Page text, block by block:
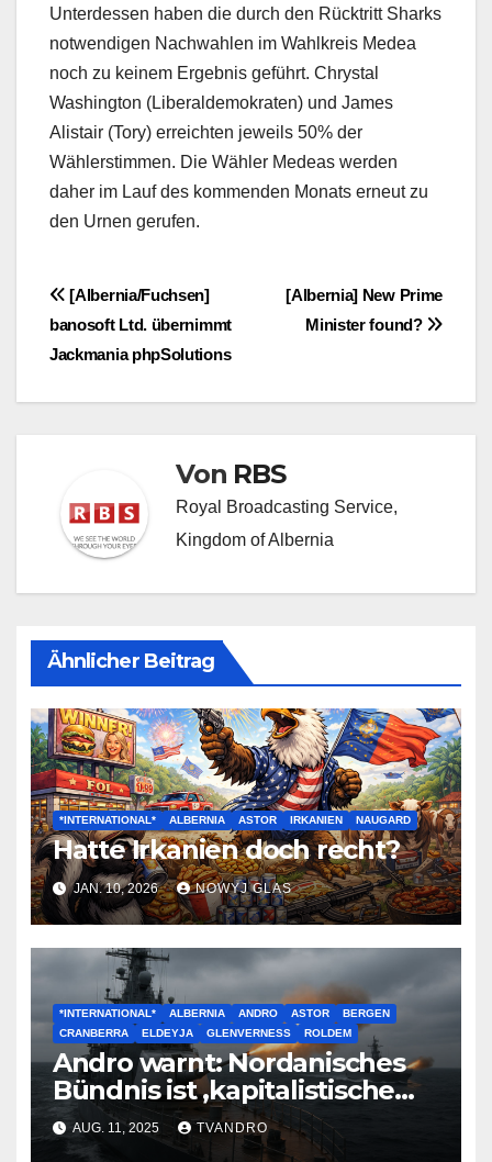
Unterdessen haben die durch den Rücktritt Sharks
notwendigen Nachwahlen im Wahlkreis Medea
noch zu keinem Ergebnis geführt. Chrystal
Washington (Liberaldemokraten) und James
Alistair (Tory) erreichten jeweils 50% der
Wählerstimmen. Die Wähler Medeas werden
daher im Lauf des kommenden Monats erneut zu
den Urnen gerufen.
Beitragsnavigation[Albernia] New Prime
Minister found?
[Albernia/Fuchsen]
banosoft Ltd. übernimmt
Jackmania phpSolutions
Von RBS
Royal Broadcasting Service,
Kingdom of Albernia
Ähnlicher Beitrag
*INTERNATIONAL* ALBERNIA ASTOR IRKANIEN NAUGARD
Hatte Irkanien doch recht?
JAN. 10, 2026 NOWYJ GLAS
*INTERNATIONAL* ALBERNIA ANDRO ASTOR
BERGEN
CRANBERRA
ELDEYJA GLENVERNESS ROLDEM
Andro warnt: Nordanisches
Bündnis ist ‚kapitalistische
Weltpolizei‘ — Weltfrieden in
Gefahr
AUG. 11, 2025 TVANDRO